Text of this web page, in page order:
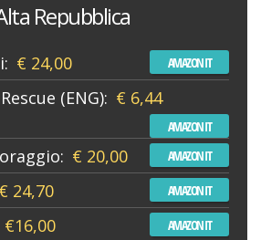
Repubblica
€ 24,00 AMAZON IT
(ENG): € 6,44
AMAZON IT
€ 20,00 AMAZON IT
€ 24,70 AMAZON IT
€16,00 AMAZON IT